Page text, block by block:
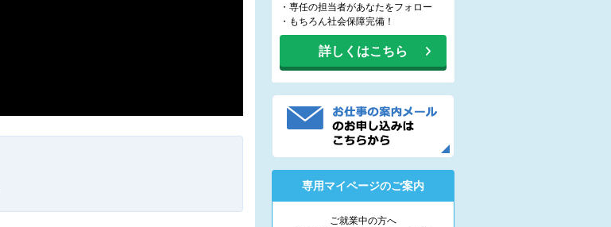
・専任の担当者があなたをフォロー
・もちろん社会保障完備！
詳しくはこちら
専用マイページのご案内
ご就業中の方へ